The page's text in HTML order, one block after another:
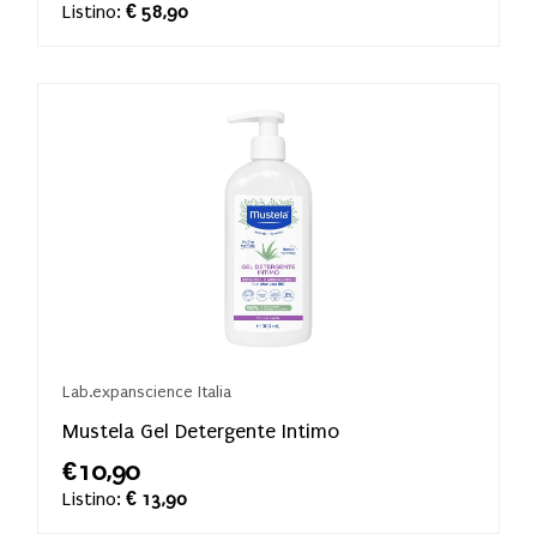
Listino: € 58,90
Lab.expanscience Italia
Mustela Gel Detergente Intimo
€10,90
Listino: € 13,90